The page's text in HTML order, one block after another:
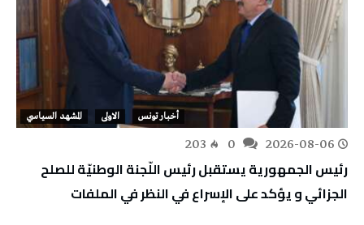
أخبار تونس الاولى المشهد السياسي
2026-08-06
203
رئيس الجمهورية يستقبل رئيس اللّجنة الوطنيّة للصلح
الجزائي و يؤكد على الإسراع في النظر في الملفات